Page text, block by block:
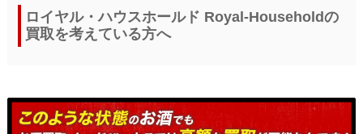
ロイヤル・ハウスホールド Royal-Householdの
買取を考えている方へ